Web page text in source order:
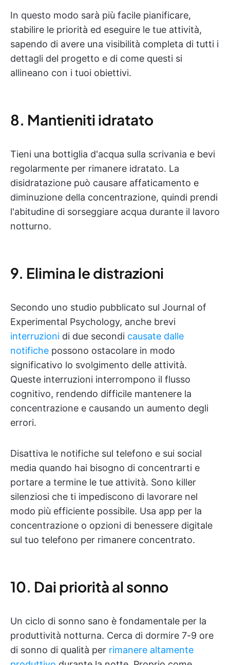
In questo modo sarà più facile pianificare,
stabilire le priorità ed eseguire le tue attività,
sapendo di avere una visibilità completa di tutti i
dettagli del progetto e di come questi si
allineano con i tuoi obiettivi.
8. Mantieniti idratato
Tieni una bottiglia d'acqua sulla scrivania e bevi
regolarmente per rimanere idratato. La
disidratazione può causare affaticamento e
diminuzione della concentrazione, quindi prendi
l'abitudine di sorseggiare acqua durante il lavoro
notturno.
9. Elimina le distrazioni
Secondo uno studio pubblicato sul Journal of
Experimental Psychology, anche brevi
interruzioni di due secondi causate dalle
notifiche possono ostacolare in modo
significativo lo svolgimento delle attività.
Queste interruzioni interrompono il flusso
cognitivo, rendendo difficile mantenere la
concentrazione e causando un aumento degli
errori.
Disattiva le notifiche sul telefono e sui social
media quando hai bisogno di concentrarti e
portare a termine le tue attività. Sono killer
silenziosi che ti impediscono di lavorare nel
modo più efficiente possibile. Usa app per la
concentrazione o opzioni di benessere digitale
sul tuo telefono per rimanere concentrato.
10. Dai priorità al sonno
Un ciclo di sonno sano è fondamentale per la
produttività notturna. Cerca di dormire 7-9 ore
di sonno di qualità per rimanere altamente